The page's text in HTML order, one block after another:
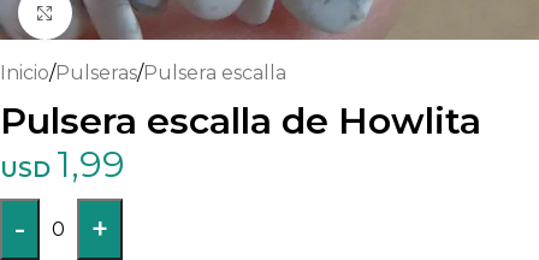
Haga clic para ampliar
Inicio/Pulseras/Pulsera escalla
Pulsera escalla de Howlita
USD 1,99
- 0 +